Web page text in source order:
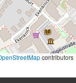
contributors